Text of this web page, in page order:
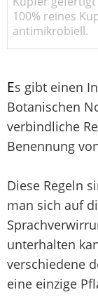
100% reines
antimikrobiell.
Es gibt einen
Botanischen
verbindliche
Benennung
Diese Regeln
man sich auf
unterhalten
verschiedene
eine einzige